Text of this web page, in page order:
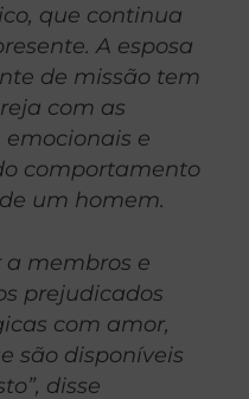
que continua
A esposa
de missão tem
com as
emocionais e
comportamento
um homem.
a membros e
prejudicados
com amor,
são disponíveis
disse